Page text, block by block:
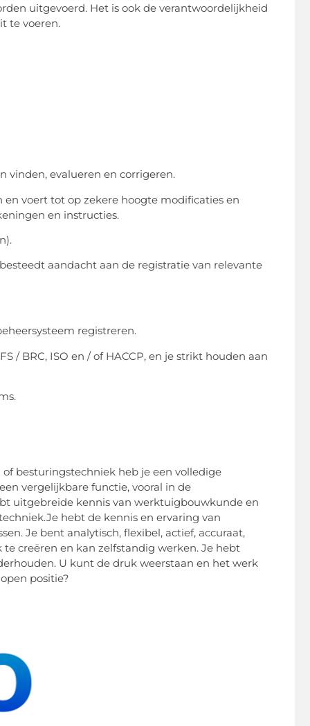
uitgevoerd. Het is ook de verantwoordelijkheid
te voeren.
vinden, evalueren en corrigeren.
voert tot op zekere hoogte modificaties en
en instructies.
aandacht aan de registratie van relevante
registreren.
/ BRC, ISO en / of HACCP, en je strikt houden aan
besturingstechniek heb je een volledige
vergelijkbare functie, vooral in de
uitgebreide kennis van werktuigbouwkunde en
hebt de kennis en ervaring van
Je bent analytisch, flexibel, actief, accuraat,
creëren en kan zelfstandig werken. Je hebt
U kunt de druk weerstaan ​​en het werk
positie?